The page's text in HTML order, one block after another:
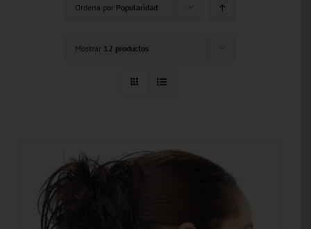
Ordena por Popularidad
Mostrar 12 productos